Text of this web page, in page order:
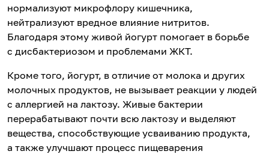
нормализуют микрофлору кишечника,
нейтрализуют вредное влияние нитритов.
Благодаря этому живой йогурт помогает в борьбе
с дисбактериозом и проблемами ЖКТ.
Кроме того, йогурт, в отличие от молока и других
молочных продуктов, не вызывает реакции у людей
с аллергией на лактозу. Живые бактерии
перерабатывают почти всю лактозу и выделяют
вещества, способствующие усваиванию продукта,
а также улучшают процесс пищеварения